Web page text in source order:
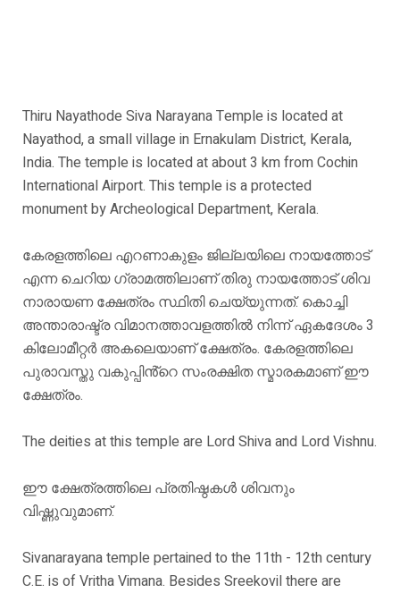
Thiru Nayathode Siva Narayana Temple is located at
Nayathod, a small village in Ernakulam District, Kerala,
India. The temple is located at about 3 km from Cochin
International Airport. This temple is a protected
monument by Archeological Department, Kerala.
കേരളത്തിലെ എറണാകുളം ജില്ലയിലെ നായത്തോട്
എന്ന ചെറിയ ഗ്രാമത്തിലാണ് തിരു നായത്തോട് ശിവ
നാരായണ ക്ഷേത്രം സ്ഥിതി ചെയ്യുന്നത്. കൊച്ചി
അന്താരാഷ്ട്ര വിമാനത്താവളത്തിൽ നിന്ന് ഏകദേശം 3
കിലോമീറ്റർ അകലെയാണ് ക്ഷേത്രം. കേരളത്തിലെ
പുരാവസ്തു വകുപ്പിൻ്റെ സംരക്ഷിത സ്മാരകമാണ് ഈ
ക്ഷേത്രം.
The deities at this temple are Lord Shiva and Lord Vishnu.
ഈ ക്ഷേത്രത്തിലെ പ്രതിഷ്ഠകൾ ശിവനും
വിഷ്ണുവുമാണ്.
Sivanarayana temple pertained to the 11th - 12th century
C.E. is of Vritha Vimana. Besides Sreekovil there are